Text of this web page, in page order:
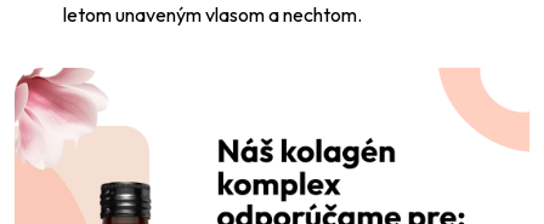
letom unaveným vlasom a nechtom.